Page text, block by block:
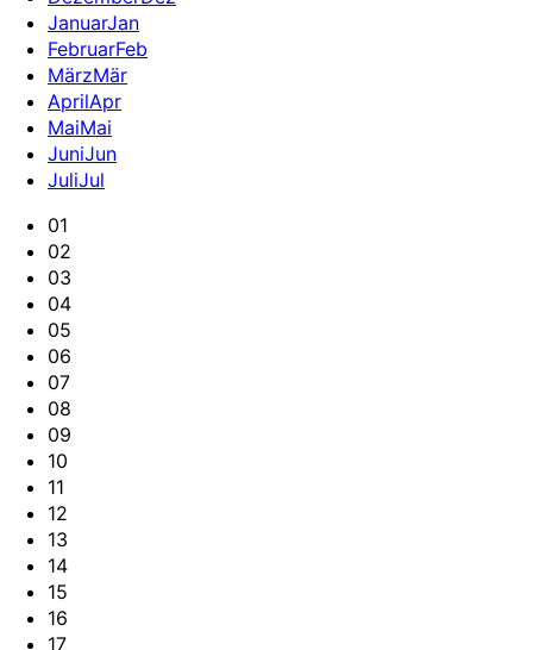
JanuarJan
FebruarFeb
MärzMär
AprilApr
MaiMai
JuniJun
JuliJul
01
02
03
04
05
06
07
08
09
10
11
12
13
14
15
16
17